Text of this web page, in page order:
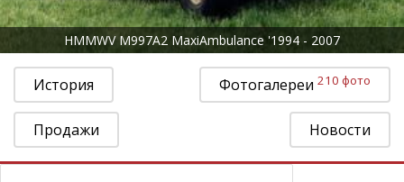
HMMWV M997A2 MaxiAmbulance '1994 - 2007
История Фотогалереи 210 фото
Продажи Новости